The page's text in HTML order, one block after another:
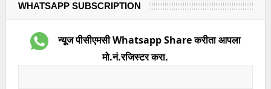
WHATSAPP SUBSCRIPTION
न्यूज पीसीएमसी Whatsapp Share करीता आपला
मो.नं.रजिस्टर करा.